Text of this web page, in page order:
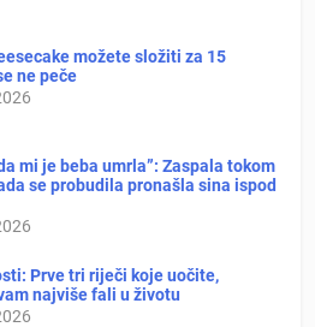
možete složiti za 15
ne peče
mi je beba umrla”: Zaspala tokom
se probudila pronašla sina ispod
Prve tri riječi koje uočite,
najviše fali u životu